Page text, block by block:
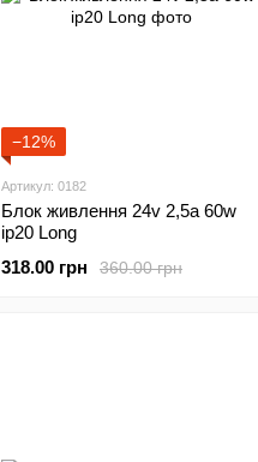
−12%
Артикул: 0182
Блок живлення 24v 2,5а 60w
ip20 Long
360.00 грн
318.00 грн